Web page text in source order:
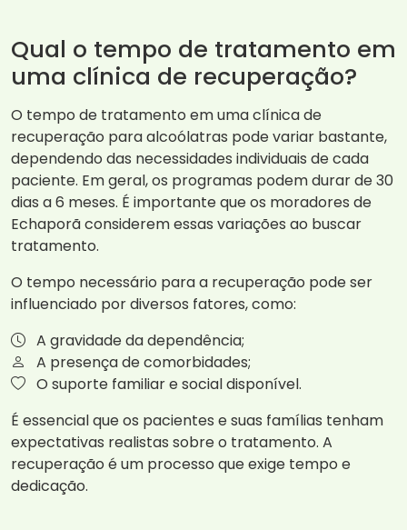
Qual o tempo de tratamento em
uma clínica de recuperação?
O tempo de tratamento em uma clínica de
recuperação para alcoólatras pode variar bastante,
dependendo das necessidades individuais de cada
paciente. Em geral, os programas podem durar de 30
dias a 6 meses. É importante que os moradores de
Echaporã considerem essas variações ao buscar
tratamento.
O tempo necessário para a recuperação pode ser
influenciado por diversos fatores, como:
A gravidade da dependência;
A presença de comorbidades;
O suporte familiar e social disponível.
É essencial que os pacientes e suas famílias tenham
expectativas realistas sobre o tratamento. A
recuperação é um processo que exige tempo e
dedicação.